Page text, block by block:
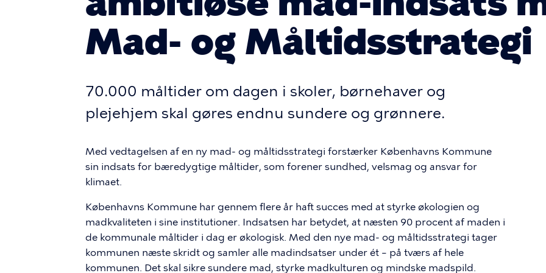
Mad- og Måltidsstrategi
70.000 måltider om dagen i skoler, børnehaver og
plejehjem skal gøres endnu sundere og grønnere.
Med vedtagelsen af en ny mad- og måltidsstrategi forstærker Københavns Kommune
sin indsats for bæredygtige måltider, som forener sundhed, velsmag og ansvar for
klimaet.
Københavns Kommune har gennem flere år haft succes med at styrke økologien og
madkvaliteten i sine institutioner. Indsatsen har betydet, at næsten 90 procent af maden i
de kommunale måltider i dag er økologisk. Med den nye mad- og måltidsstrategi tager
kommunen næste skridt og samler alle madindsatser under ét – på tværs af hele
kommunen. Det skal sikre sundere mad, styrke madkulturen og mindske madspild.